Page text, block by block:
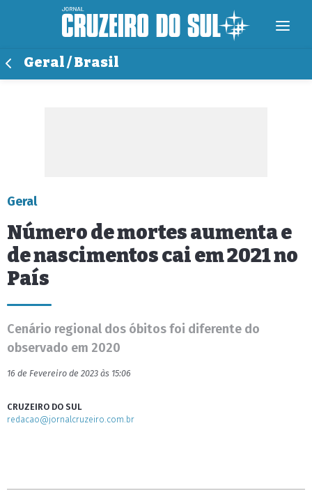
Geral / Brasil
Geral
Número de mortes aumenta e
de nascimentos cai em 2021 no
País
Cenário regional dos óbitos foi diferente do
observado em 2020
16 de Fevereiro de 2023 às 15:06
CRUZEIRO DO SUL
redacao@jornalcruzeiro.com.br